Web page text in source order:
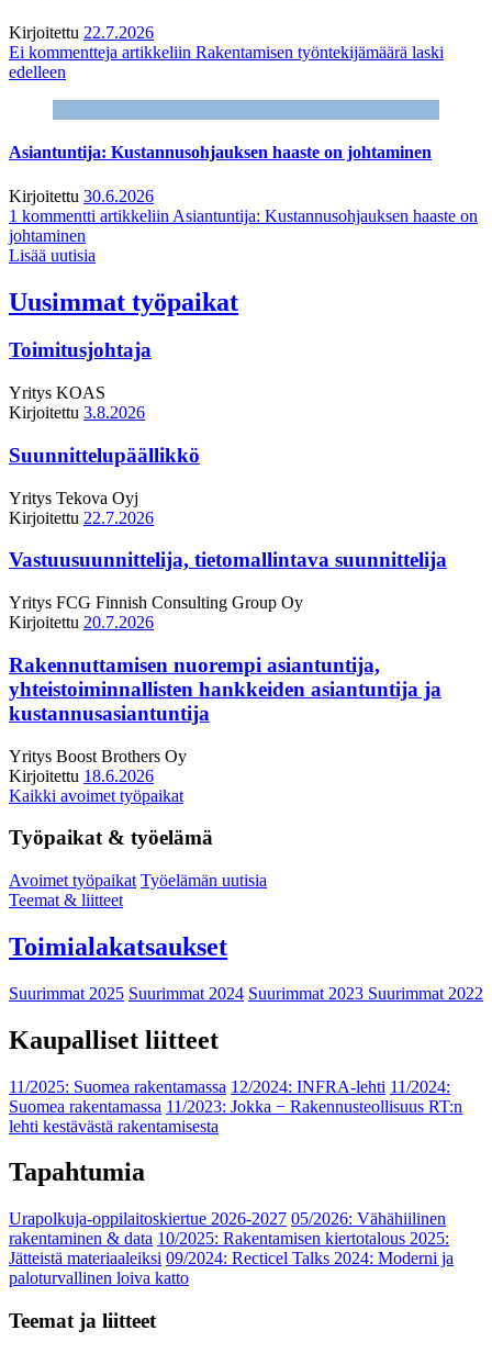
Kirjoitettu 22.7.2026
Ei kommentteja artikkeliin Rakentamisen työntekijämäärä laski
edelleen
Asiantuntija: Kustannusohjauksen haaste on johtaminen
Kirjoitettu 30.6.2026
1 kommentti artikkeliin Asiantuntija: Kustannusohjauksen haaste on
johtaminen
Lisää uutisia
Uusimmat työpaikat
Toimitusjohtaja
Yritys KOAS
Kirjoitettu 3.8.2026
Suunnittelupäällikkö
Yritys Tekova Oyj
Kirjoitettu 22.7.2026
Vastuusuunnittelija, tietomallintava suunnittelija
Yritys FCG Finnish Consulting Group Oy
Kirjoitettu 20.7.2026
Rakennuttamisen nuorempi asiantuntija,
yhteistoiminnallisten hankkeiden asiantuntija ja
kustannusasiantuntija
Yritys Boost Brothers Oy
Kirjoitettu 18.6.2026
Kaikki avoimet työpaikat
Työpaikat & työelämä
Avoimet työpaikat Työelämän uutisia
Teemat & liitteet
Toimialakatsaukset
Suurimmat 2025 Suurimmat 2024 Suurimmat 2023 Suurimmat 2022
Kaupalliset liitteet
11/2025: Suomea rakentamassa 12/2024: INFRA-lehti 11/2024:
Suomea rakentamassa 11/2023: Jokka − Rakennusteollisuus RT:n
lehti kestävästä rakentamisesta
Tapahtumia
Urapolkuja-oppilaitoskiertue 2026-2027 05/2026: Vähähiilinen
rakentaminen & data 10/2025: Rakentamisen kiertotalous 2025:
Jätteistä materiaaleiksi 09/2024: Recticel Talks 2024: Moderni ja
paloturvallinen loiva katto
Teemat ja liitteet